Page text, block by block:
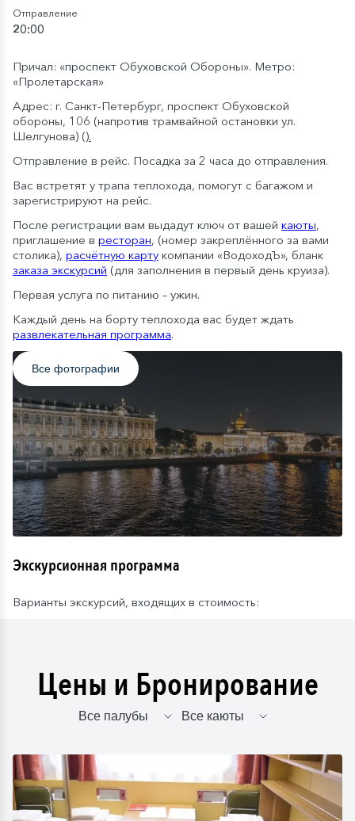
Отправление
20:00
Причал: «проспект Обуховской Обороны». Метро:
«Пролетарская»
Адрес: г. Санкт-Петербург, проспект Обуховской
обороны, 106 (напротив трамвайной остановки ул.
Шелгунова) ().
Отправление в рейс. Посадка за 2 часа до отправления.
Вас встретят у трапа теплохода, помогут с багажом и
зарегистрируют на рейс.
После регистрации вам выдадут ключ от вашей каюты,
приглашение в ресторан, (номер закреплённого за вами
столика), расчётную карту компании «ВодоходЪ», бланк
заказа экскурсий (для заполнения в первый день круиза).
Первая услуга по питанию – ужин.
Каждый день на борту теплохода вас будет ждать
развлекательная программа.
Все фотографии
Экскурсионная программа
Варианты экскурсий, входящих в стоимость:
Цены и Бронирование